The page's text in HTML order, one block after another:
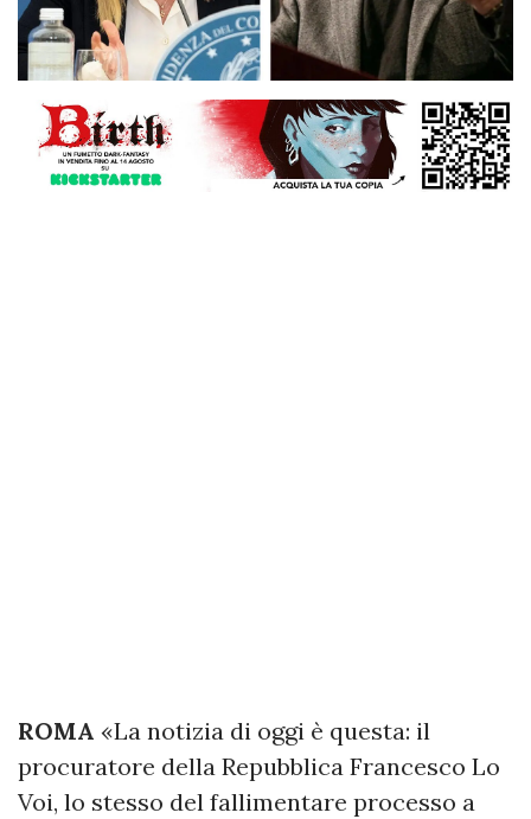
ROMA «La notizia di oggi è questa: il
procuratore della Repubblica Francesco Lo
Voi, lo stesso del fallimentare processo a